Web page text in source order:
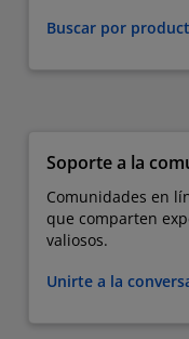
Buscar por
Soporte a la
Comunidades en
que comparten
valiosos.
Unirte a la